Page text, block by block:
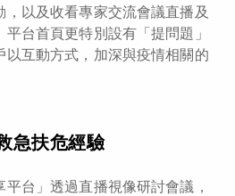
以及收看專家交流會議直播及
台首頁更特別設有「提問題」
以互動方式，加深與疫情相關的
急扶危經驗
平台」透過直播視像研討會議，